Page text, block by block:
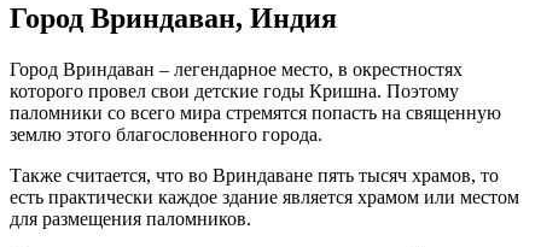
Город Вриндаван, Индия
Город Вриндаван – легендарное место, в окрестностях
которого провел свои детские годы Кришна. Поэтому
паломники со всего мира стремятся попасть на священную
землю этого благословенного города.
Также считается, что во Вриндаване пять тысяч храмов, то
есть практически каждое здание является храмом или местом
для размещения паломников.